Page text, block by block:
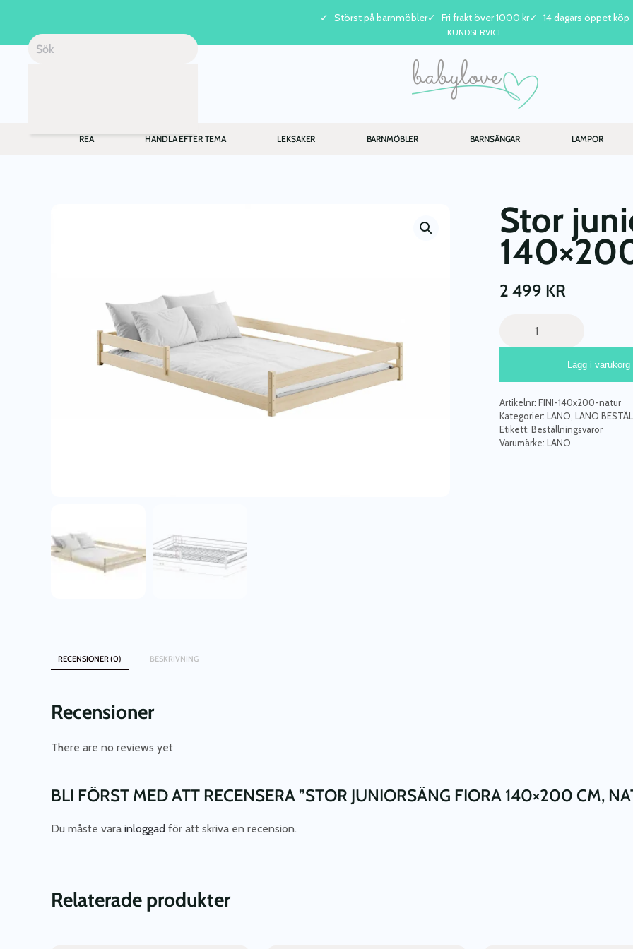
Skip to main content
Störst på barnmöbler Fri frakt över 1000 kr 14 dagars öppet köp
KUNDSERVICE
REA HANDLA EFTER TEMA LEKSAKER BARNMÖBLER BARNSÄNGAR LAMPOR
Stor
2 499 KR
juniorsäng
Fiora
cm,
natur
mängd
Lägg i varukorg
Artikelnr: FINI-140x200-natur
Kategorier: LANO LANO
Etikett: Beställningsvaror
Varumärke: LANO
RECENSIONER (0) BESKRIVNING
Recensioner
There are no reviews yet
BLI FÖRST MED ATT RECENSERA ”STOR JUNIORSÄNG FIORA 140×200 CM,
Du måste vara inloggad för att skriva en recension.
Relaterade produkter